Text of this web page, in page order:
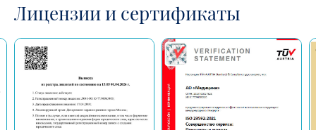
Лицензии и сертификаты